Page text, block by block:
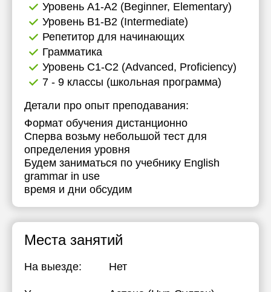
Уровень А1-А2 (Beginner, Elementary)
Уровень B1-B2 (Intermediate)
Репетитор для начинающих
Грамматика
Уровень C1-C2 (Advanced, Proficiency)
7 - 9 классы (школьная программа)
Детали про опыт преподавания:
Формат обучения дистанционно
Сперва возьму небольшой тест для
определения уровня
Будем заниматься по учебнику English
grammar in use
время и дни обсудим
Места занятий
На выезде: Нет